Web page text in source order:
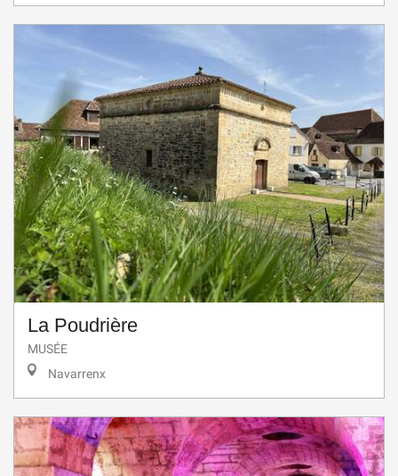
La Poudrière
MUSÉE
Navarrenx